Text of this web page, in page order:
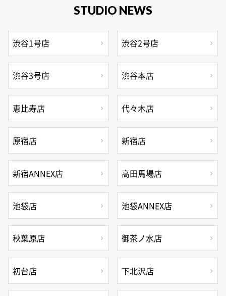
STUDIO NEWS
渋谷1号店 渋谷2号店
渋谷3号店 渋谷本店
恵比寿店 代々木店
原宿店 新宿店
新宿ANNEX店 高田馬場店
池袋店 池袋ANNEX店
秋葉原店 御茶ノ水店
初台店 下北沢店